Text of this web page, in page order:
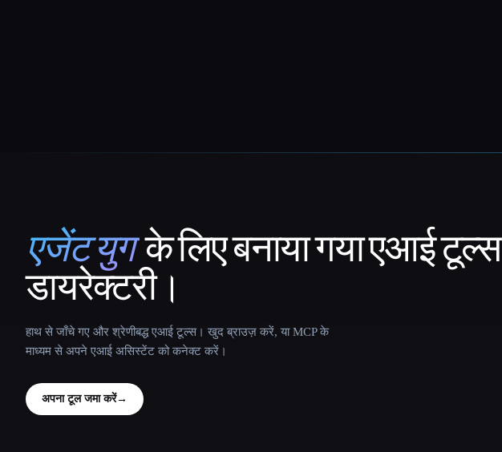
That AI Collection
एजेंट युग के लिए बनाया गया एआई टूल्स
डायरेक्टरी।
हाथ से जाँचे गए और श्रेणीबद्ध एआई टूल्स। खुद ब्राउज़ करें, या MCP के
माध्यम से अपने एआई असिस्टेंट को कनेक्ट करें।
अपना टूल जमा करें→